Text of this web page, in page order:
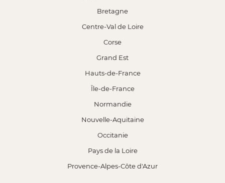
Bretagne
Centre-Val de Loire
Corse
Grand Est
Hauts-de-France
Île-de-France
Normandie
Nouvelle-Aquitaine
Occitanie
Pays de la Loire
Provence-Alpes-Côte d'Azur